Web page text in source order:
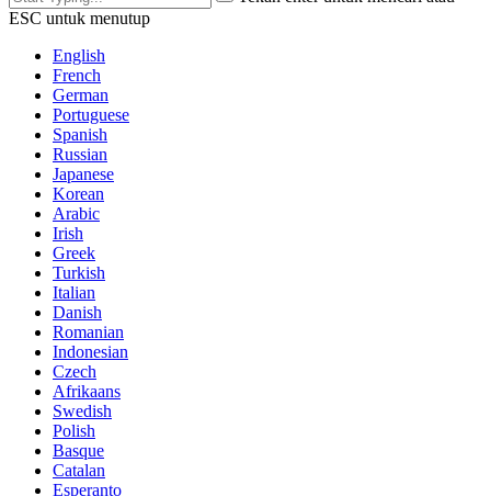
ESC untuk menutup
English
French
German
Portuguese
Spanish
Russian
Japanese
Korean
Arabic
Irish
Greek
Turkish
Italian
Danish
Romanian
Indonesian
Czech
Afrikaans
Swedish
Polish
Basque
Catalan
Esperanto